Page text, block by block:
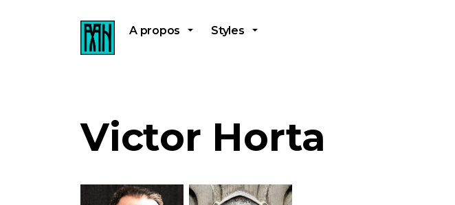
A propos Styles
Victor Horta